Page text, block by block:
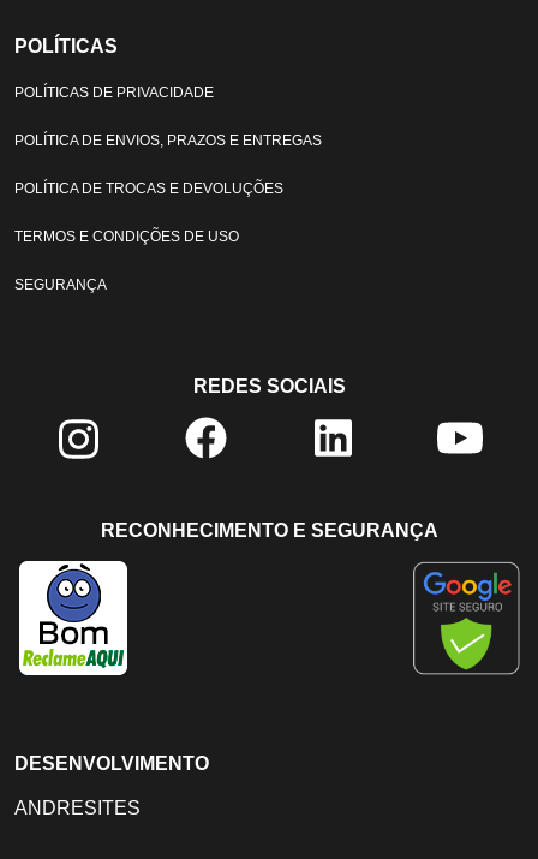
POLÍTICAS
POLÍTICAS DE PRIVACIDADE
POLÍTICA DE ENVIOS, PRAZOS E ENTREGAS
POLÍTICA DE TROCAS E DEVOLUÇÕES
TERMOS E CONDIÇÕES DE USO
SEGURANÇA
REDES SOCIAIS
RECONHECIMENTO E SEGURANÇA
DESENVOLVIMENTO
ANDRESITES